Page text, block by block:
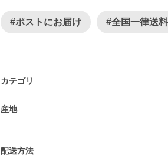
#ポストにお届け #全国一律送料
カテゴリ
産地
配送方法